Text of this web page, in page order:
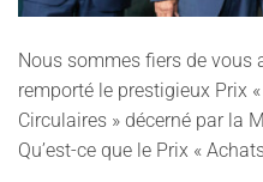
Nous sommes fiers de vous
remporté le prestigieux Prix
Circulaires » décerné par la
Qu’est-ce que le Prix «